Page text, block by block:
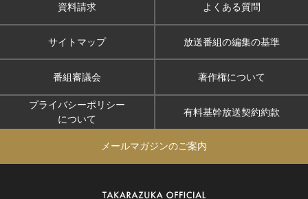
資料請求 よくある質問
サイトマップ 放送番組の編集の基準
番組審議会 著作権について
プライバシーポリシー
について
有料基幹放送契約約款
メールマガジンのご案内